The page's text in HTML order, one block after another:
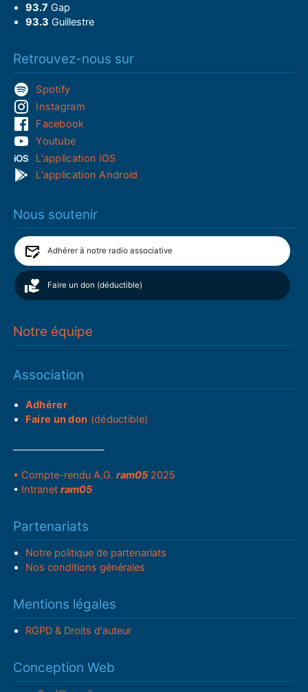
93.7 Gap
93.3 Guillestre
Retrouvez-nous sur
Spotify
Instagram
Facebook
Youtube
L'application iOS
L'application Android
Nous soutenir
Adhérer à notre radio associative
Faire un don (déductible)
Notre équipe
Association
Adhérer
Faire un don (déductible)
• Compte-rendu A.G.ram05 2025
• Intranetram05
Partenariats
Notre politique de partenariats
Nos conditions générales
Mentions légales
RGPD & Droits d'auteur
Conception Web